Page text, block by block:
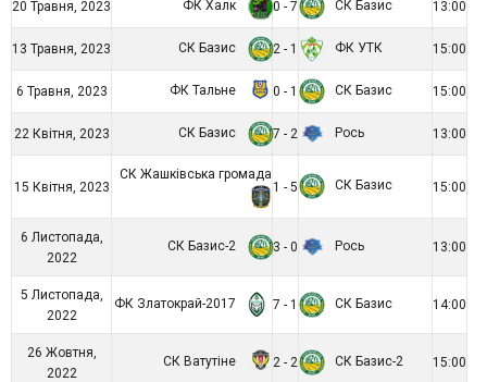
20 Травня, 2023 ФК Халк 0 - 7 СК Базис 13:00
13 Травня, 2023 СК Базис 2 - 1 ФК УТК 15:00
6 Травня, 2023 ФК Тальне 0 - 1 СК Базис 15:00
22 Квітня, 2023 СК Базис 7 - 2 Рось 13:00
15 Квітня, 2023
СК Жашківська громада
1 - 5
СК Базис 15:00
6 Листопада,
2022
СК Базис-2 3 - 0 Рось 13:00
5 Листопада,
2022
ФК Златокрай-2017 7 - 1 СК Базис 14:00
26 Жовтня,
2022
СК Ватутіне 2 - 2 СК Базис-2 15:00